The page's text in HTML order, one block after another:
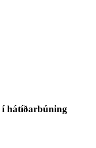
hátíðarbúning